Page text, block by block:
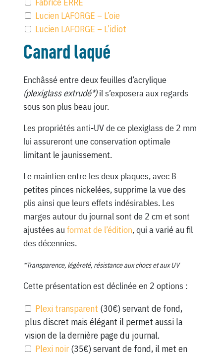
Lucien LAFORGE – L’oie
Lucien LAFORGE – L’idiot
Canard laqué
Enchâssé entre deux feuilles d’acrylique
(plexiglass extrudé*)il s’exposera aux regards
sous son plus beau jour.
Les propriétés anti-UV de ce plexiglass de 2 mm
lui assureront une conservation optimale
limitant le jaunissement.
Le maintien entre les deux plaques, avec 8
petites pinces nickelées, supprime la vue des
plis ainsi que leurs effets indésirables. Les
marges autour du journal sont de 2 cm et sont
ajustées au format de l’édition, qui a varié au fil
des décennies.
*Transparence, légèreté, résistance aux chocs et aux UV
Cette présentation est déclinée en 2 options :
Plexi transparent (30€) servant de fond,
plus discret mais élégant il permet aussi la
vision de la dernière page du journal.
Plexi noir (35€) servant de fond, il met en